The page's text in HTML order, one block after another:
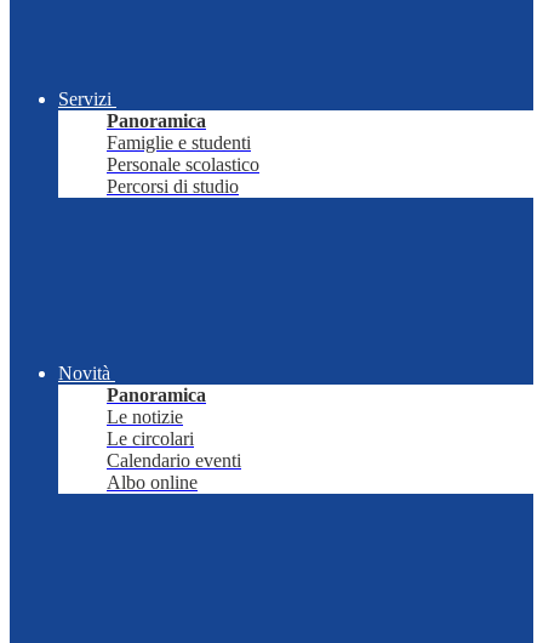
Servizi
Panoramica
Famiglie e studenti
Personale scolastico
Percorsi di studio
Novità
Panoramica
Le notizie
Le circolari
Calendario eventi
Albo online